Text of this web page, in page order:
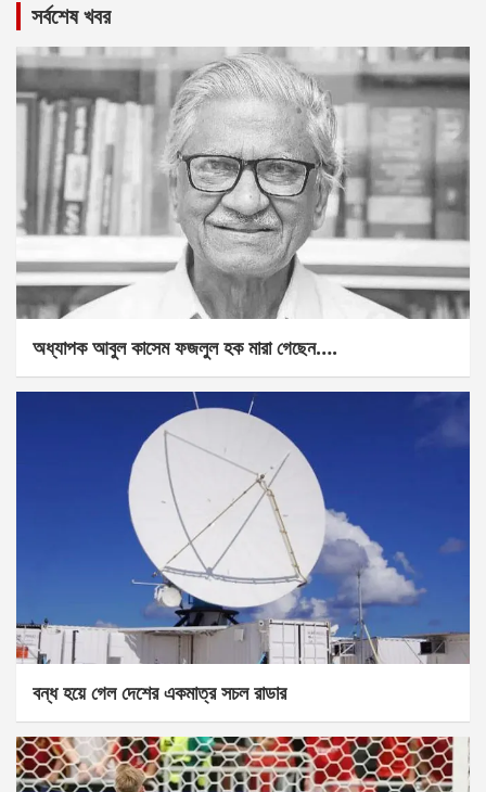
সর্বশেষ খবর
অধ্যাপক আবুল কাসেম ফজলুল হক মারা গেছেন….
বন্ধ হয়ে গেল দেশের একমাত্র সচল রাডার